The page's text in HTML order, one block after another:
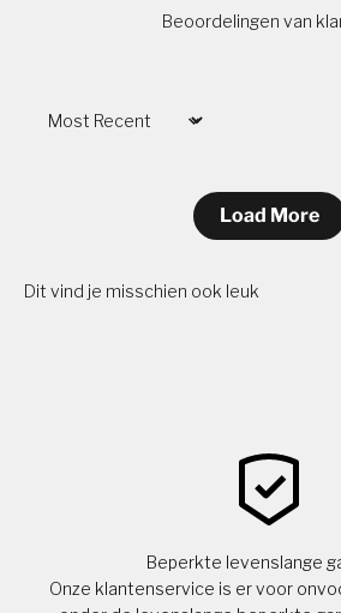
Beoordelingen van
Sort by
Load More
Dit vind je misschien ook leuk
Beperkte levenslange
Onze klantenservice is er voor